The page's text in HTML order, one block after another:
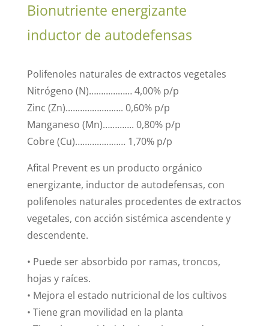
Bionutriente energizante
inductor de autodefensas
Polifenoles naturales de extractos vegetales
Nitrógeno (N)……………… 4,00% p/p
Zinc (Zn)..…………………. 0,60% p/p
Manganeso (Mn)…………. 0,80% p/p
Cobre (Cu)………………… 1,70% p/p
Afital Prevent es un producto orgánico
energizante, inductor de autodefensas, con
polifenoles naturales procedentes de extractos
vegetales, con acción sistémica ascendente y
descendente.
• Puede ser absorbido por ramas, troncos,
hojas y raíces.
• Mejora el estado nutricional de los cultivos
• Tiene gran movilidad en la planta